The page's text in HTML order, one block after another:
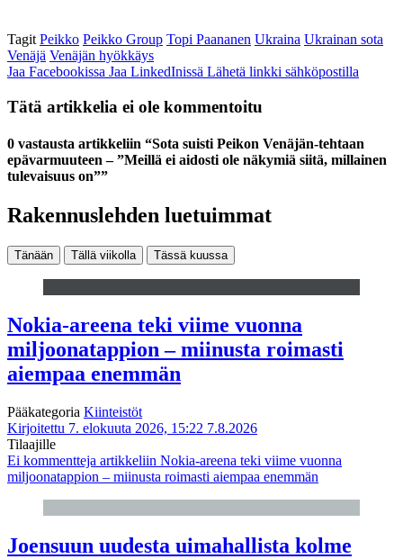
Tagit Peikko Peikko Group Topi Paananen Ukraina Ukrainan sota
Venäjä Venäjän hyökkäys
Jaa Facebookissa Jaa LinkedInissä Lähetä linkki sähköpostilla
Tätä artikkelia ei ole kommentoitu
0 vastausta artikkeliin “Sota suisti Peikon Venäjän-tehtaan
epävarmuuteen – ”Meillä ei aidosti ole näkymiä siitä, millainen
tulevaisuus on””
Rakennuslehden luetuimmat
Tänään Tällä viikolla Tässä kuussa
Nokia-areena teki viime vuonna
miljoonatappion – miinusta roimasti
aiempaa enemmän
Pääkategoria Kiinteistöt
Kirjoitettu 7. elokuuta 2026, 15:22 7.8.2026
Tilaajille
Ei kommentteja artikkeliin Nokia-areena teki viime vuonna
miljoonatappion – miinusta roimasti aiempaa enemmän
Joensuun uudesta uimahallista kolme